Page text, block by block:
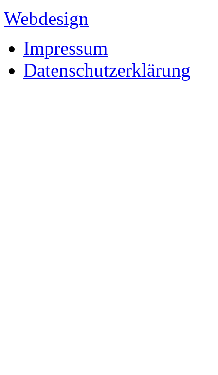
Webdesign
Impressum
Datenschutzerklärung